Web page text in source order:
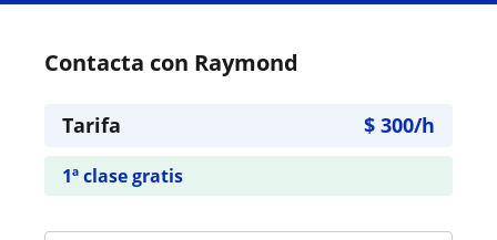
Contacta con Raymond
Tarifa $ 300/h
1ª clase gratis